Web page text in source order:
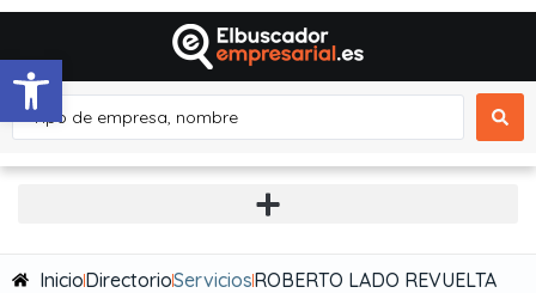
Abrir barra de herramientas
InicioDirectorioServiciosROBERTO LADO REVUELTA